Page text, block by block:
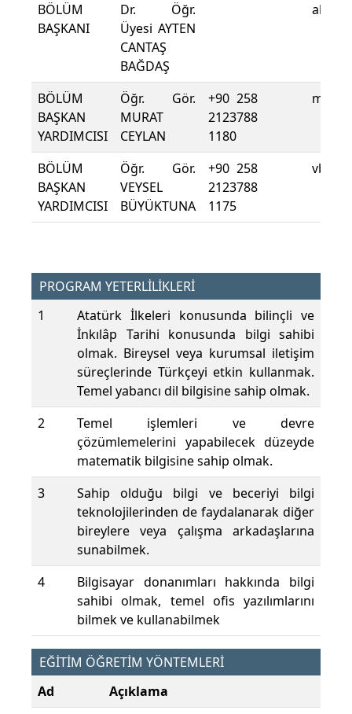
BÖLÜM
BAŞKANI
Dr. Öğr.
Üyesi AYTEN
CANTAŞ
BAĞDAŞ
BÖLÜM
BAŞKAN
YARDIMCISI
Öğr. Gör.
MURAT
CEYLAN
+90 258
2123788
1180
BÖLÜM
BAŞKAN
YARDIMCISI
Öğr. Gör.
VEYSEL
BÜYÜKTUNA
+90 258
2123788
1175
PROGRAM YETERLİLİKLERİ
1
Atatürk İlkeleri konusunda bilinçli ve
İnkılâp Tarihi konusunda bilgi sahibi
olmak. Bireysel veya kurumsal iletişim
süreçlerinde Türkçeyi etkin kullanmak.
Temel yabancı dil bilgisine sahip olmak.
2
Temel işlemleri ve devre
çözümlemelerini yapabilecek düzeyde
matematik bilgisine sahip olmak.
3
Sahip olduğu bilgi ve beceriyi bilgi
teknolojilerinden de faydalanarak diğer
bireylere veya çalışma arkadaşlarına
sunabilmek.
4
Bilgisayar donanımları hakkında bilgi
sahibi olmak, temel ofis yazılımlarını
bilmek ve kullanabilmek
EĞİTİM ÖĞRETİM YÖNTEMLERİ
Ad
Açıklama